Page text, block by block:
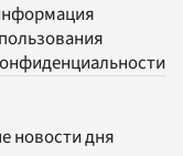
новости дня